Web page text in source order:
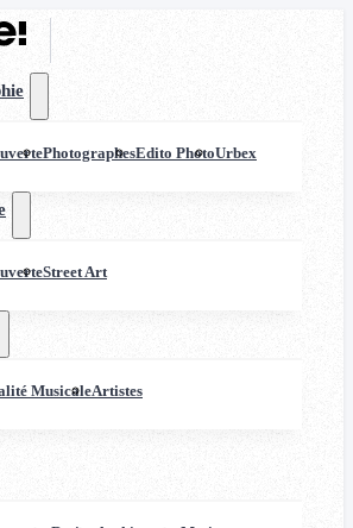
PhotographesEdito PhotoUrbex
Street Art
MusicaleArtistes